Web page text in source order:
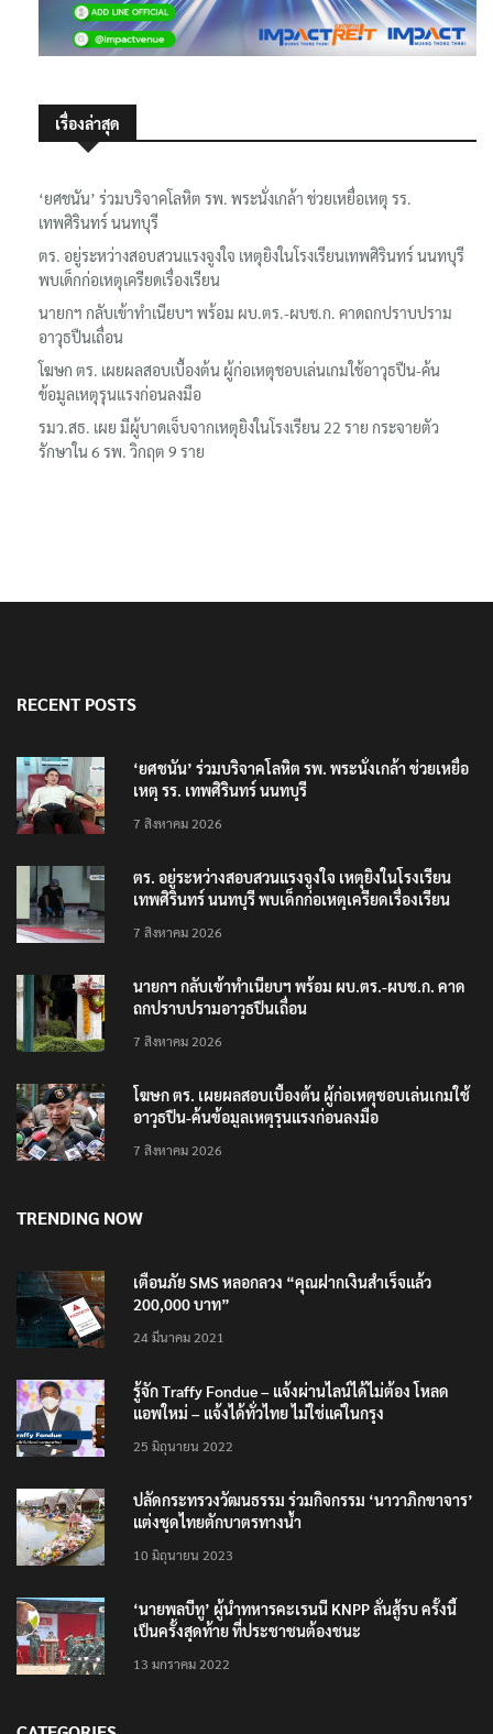
เรื่องล่าสุด
‘ยศชนัน’ ร่วมบริจาคโลหิต รพ. พระนั่งเกล้า ช่วยเหยื่อเหตุ รร.
เทพศิรินทร์ นนทบุรี
ตร. อยู่ระหว่างสอบสวนแรงจูงใจ เหตุยิงในโรงเรียนเทพศิรินทร์ นนทบุรี
พบเด็กก่อเหตุเครียดเรื่องเรียน
นายกฯ กลับเข้าทำเนียบฯ พร้อม ผบ.ตร.-ผบช.ก. คาดถกปราบปราม
อาวุธปืนเถื่อน
โฆษก ตร. เผยผลสอบเบื้องต้น ผู้ก่อเหตุชอบเล่นเกมใช้อาวุธปืน-ค้น
ข้อมูลเหตุรุนแรงก่อนลงมือ
รมว.สธ. เผย มีผู้บาดเจ็บจากเหตุยิงในโรงเรียน 22 ราย กระจายตัว
รักษาใน 6 รพ. วิกฤต 9 ราย
RECENT POSTS
‘ยศชนัน’ ร่วมบริจาคโลหิต รพ. พระนั่งเกล้า ช่วยเหยื่อ
เหตุ รร. เทพศิรินทร์ นนทบุรี
7 สิงหาคม 2026
ตร. อยู่ระหว่างสอบสวนแรงจูงใจ เหตุยิงในโรงเรียน
เทพศิรินทร์ นนทบุรี พบเด็กก่อเหตุเครียดเรื่องเรียน
7 สิงหาคม 2026
นายกฯ กลับเข้าทำเนียบฯ พร้อม ผบ.ตร.-ผบช.ก. คาด
ถกปราบปรามอาวุธปืนเถื่อน
7 สิงหาคม 2026
โฆษก ตร. เผยผลสอบเบื้องต้น ผู้ก่อเหตุชอบเล่นเกมใช้
อาวุธปืน-ค้นข้อมูลเหตุรุนแรงก่อนลงมือ
7 สิงหาคม 2026
TRENDING NOW
เตือนภัย SMS หลอกลวง “คุณฝากเงินสำเร็จแล้ว
200,000 บาท”
24 มีนาคม 2021
รู้จัก Traffy Fondue – แจ้งผ่านไลน์ได้ไม่ต้อง โหลด
แอพใหม่ – แจ้งได้ทั่วไทย ไม่ใช่แค่ในกรุง
25 มิถุนายน 2022
ปลัดกระทรวงวัฒนธรรม ร่วมกิจกรรม ‘นาวาภิกขาจาร’
แต่งชุดไทยตักบาตรทางน้ำ
10 มิถุนายน 2023
‘นายพลบีทู’ ผู้นำทหารคะเรนนี KNPP ลั่นสู้รบ ครั้งนี้
เป็นครั้งสุดท้าย ที่ประชาชนต้องชนะ
13 มกราคม 2022